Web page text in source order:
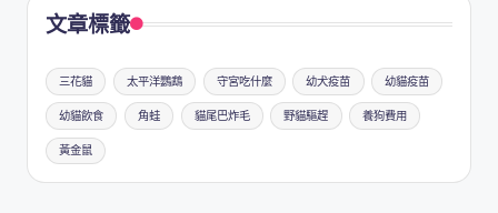
文章標籤
三花貓 太平洋鸚鵡 守宮吃什麼 幼犬疫苗 幼貓疫苗
幼貓飲食 角蛙 貓尾巴炸毛 野貓驅趕 養狗費用
黃金鼠